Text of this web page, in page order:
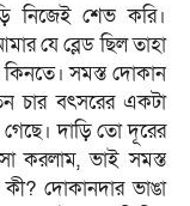
নিজেই শেভ করি।
যে ব্লেড ছিল তাহা
কিনতে। সমস্ত দোকান
চার বৎসরের একটা
দাড়ি তো দূরের
করলাম, ভাই সমস্ত
দোকানদার ভাঙা